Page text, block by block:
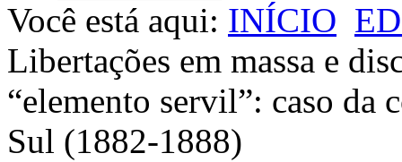
Você está aqui: INÍCIO
Libertações em massa e
“elemento servil”: caso da
Sul (1882-1888)